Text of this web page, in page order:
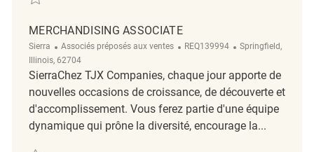
MERCHANDISING ASSOCIATE
Sierra Catégorie
Associés préposés aux ventes ReqId
REQ139994 Emplacement
Springfield,
Illinois, 62704
SierraChez TJX Companies, chaque jour apporte de
nouvelles occasions de croissance, de découverte et
d'accomplissement. Vous ferez partie d'une équipe
dynamique qui prône la diversité, encourage la...